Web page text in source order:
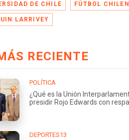
DE CHILE FÚTBOL
LARRIVEY
RECIENTE
POLÍTICA
¿Qué es la Unión
presidir Rojo Edwards con
DEPORTES13